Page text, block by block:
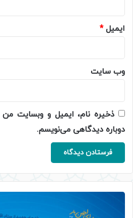
ایمیل*
وب‌ سایت
ذخیره نام، ایمیل و وبسایت من
دوباره دیدگاهی می‌نویسم.